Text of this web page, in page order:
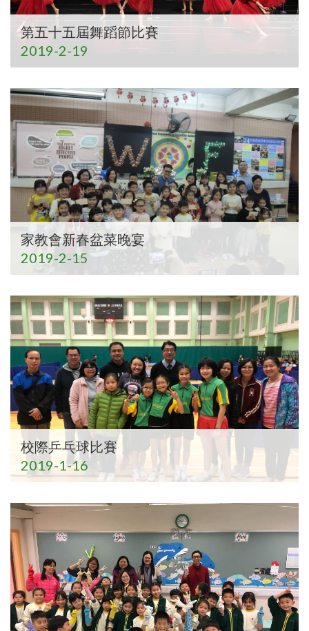
第五十五屆舞蹈節比賽
2019-2-19
家教會新春盆菜晚宴
2019-2-15
校際乒乓球比賽
2019-1-16